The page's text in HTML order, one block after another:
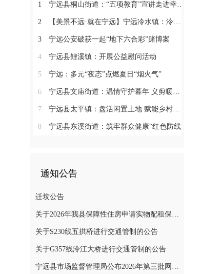
1 宁远县桐山街道：“五项教育”宣讲走进幸福村
2 【美景不远·就在宁远】宁远冷水镇：泠江润沃土 田园入画卷
3 宁远公安破获一起“地下六合彩”赌博案
4 宁远县鲤溪镇：开展公益慰问活动
5 宁远：多元“夜态”点燃夏日“烟火气”
6 宁远县文庙街道：温情守护暮年 义剪暖润民心
7 宁远县太平镇：盘活闲置土地 赋能乡村振兴
8 宁远县东溪街道：筑牢群众健康“红色防线”
通知公告
迁坟公告
关于2026年我县保障性住房申请实物配租保障家庭的公示(第十一批)
关于S230线五拱桥进行交通管制的公告
关于G357线泠江大桥进行交通管制的公告
宁远县市场监督管理局公布2026年第三批网络餐饮食品安全整治典型案例